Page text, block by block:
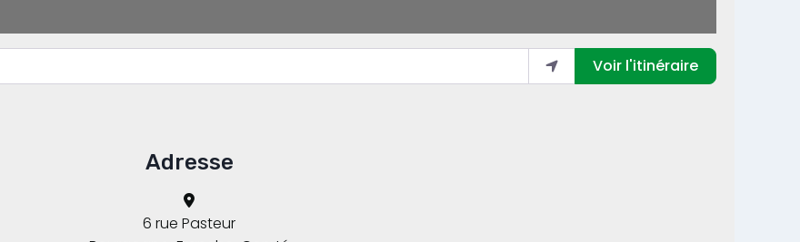
Voir l'itinéraire
Adresse
6 rue Pasteur